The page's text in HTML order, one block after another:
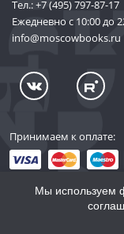
Тел.:+7 (495) 797-87-17
Ежедневно с 10:00 до
info@moscowbooks.ru
Принимаем к оплате:
© 2002–2026
Мы используем